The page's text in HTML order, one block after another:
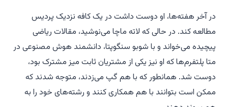
در آخر هفته‌ها، او دوست داشت در یک کافه نزدیک پردیس
مطالعه کند. در حالی که لاته ماچا می‌نوشید، مقالات ریاضی
پیچیده می‌خواند و با شوبو سنگوپتا، دانشمند هوش مصنوعی در
متا پلتفرم‌ها که او نیز یکی از مشتریان ثابت میز مشترک بود،
دوست شد. همانطور که با هم گپ می‌زدند، متوجه شدند که
ممکن است بتوانند با هم همکاری کنند و رشته‌های خود را به